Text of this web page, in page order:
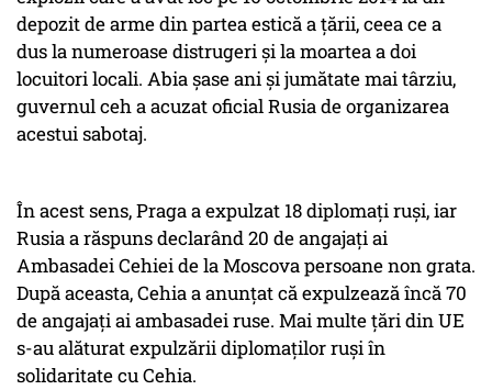
depozit de arme din partea estică a țării, ceea ce a
dus la numeroase distrugeri și la moartea a doi
locuitori locali. Abia șase ani și jumătate mai târziu,
guvernul ceh a acuzat oficial Rusia de organizarea
acestui sabotaj.
În acest sens, Praga a expulzat 18 diplomați ruși, iar
Rusia a răspuns declarând 20 de angajați ai
Ambasadei Cehiei de la Moscova persoane non grata.
După aceasta, Cehia a anunțat că expulzează încă 70
de angajați ai ambasadei ruse. Mai multe țări din UE
s-au alăturat expulzării diplomaților ruși în
solidaritate cu Cehia.